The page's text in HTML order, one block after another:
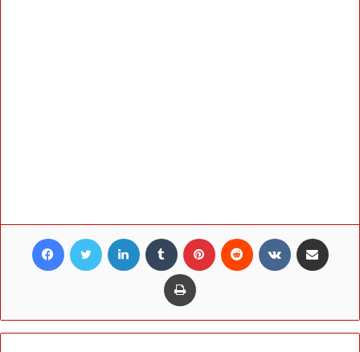
Facebook Twitter LinkedIn Tumblr Pinterest Reddit VKontakte
Print